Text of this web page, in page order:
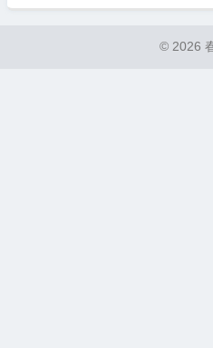
先删除asycfilt.dall.win98在
© 2026